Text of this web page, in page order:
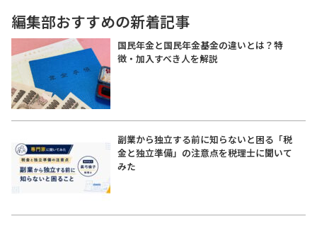
編集部おすすめの新着記事
国民年金と国民年金基金の違いとは？特
徴・加入すべき人を解説
副業から独立する前に知らないと困る「税
金と独立準備」の注意点を税理士に聞いて
みた